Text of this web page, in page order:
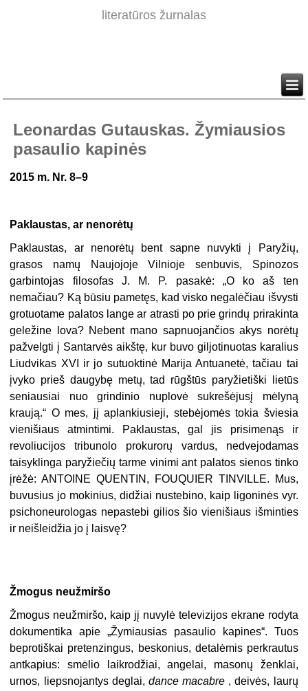
literatūros žurnalas
Leonardas Gutauskas. Žymiausios
pasaulio kapinės
2015 m. Nr. 8–9
Paklaustas, ar nenorėtų
Paklaustas, ar nenorėtų bent sapne nuvykti į Paryžių,
grasos namų Naujojoje Vilnioje senbuvis, Spinozos
garbintojas filosofas J. M. P. pasakė: „O ko aš ten
nemačiau? Ką būsiu pametęs, kad visko negalėčiau išvysti
grotuotame palatos lange ar atrasti po prie grindų prirakinta
geležine lova? Nebent mano sapnuojančios akys norėtų
pažvelgti į Santarvės aikštę, kur buvo giljotinuotas karalius
Liudvikas XVI ir jo sutuoktinė Marija Antuanetė, tačiau tai
įvyko prieš daugybę metų, tad rūgštūs paryžietiški lietūs
seniausiai nuo grindinio nuplovė sukrešėjusį mėlyną
kraują.“ O mes, jį aplankiusieji, stebėjomės tokia šviesia
vienišiaus atmintimi. Paklaustas, gal jis prisimenąs ir
revoliucijos tribunolo prokurorų vardus, nedvejodamas
taisyklinga paryžiečių tarme vinimi ant palatos sienos tinko
įrėžė: ANTOINE QUENTIN, FOUQUIER TINVILLE. Mus,
buvusius jo mokinius, didžiai nustebino, kaip ligoninės vyr.
psichoneurologas nepastebi gilios šio vienišiaus išminties
ir neišleidžia jo į laisvę?
Žmogus neužmiršo
Žmogus neužmiršo, kaip jį nuvylė televizijos ekrane rodyta
dokumentika apie „Žymiausias pasaulio kapines“. Tuos
beprotiškai pretenzingus, beskonius, detalėmis perkrautus
antkapius: smėlio laikrodžiai, angelai, masonų ženklai,
urnos, liepsnojantys deglai, dance macabre , deivės, laurų